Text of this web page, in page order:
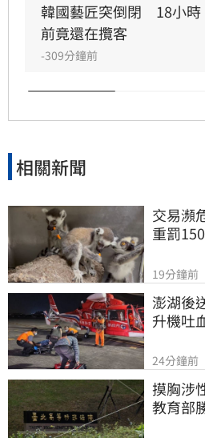
租約僅到明日(11日)。現已
韓國藝匠突倒閉　18小時
前竟還在攬客
-309分鐘前
相關新聞
交易瀕
重罰
19分鐘前
澎湖後
升機吐
24分鐘前
摸胸涉
教育部